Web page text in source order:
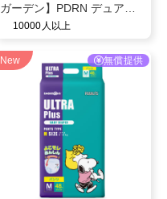
ガーデン】PDRN デュアル
ブースト 美容液ミスト モニ
10000人以上
New 無償提供